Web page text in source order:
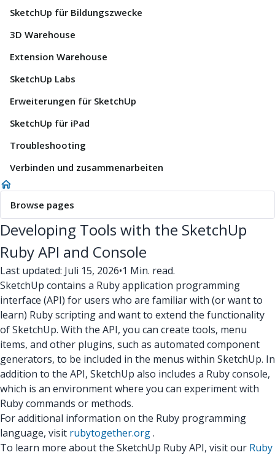
SketchUp für Bildungszwecke
3D Warehouse
Extension Warehouse
SketchUp Labs
Erweiterungen für SketchUp
SketchUp für iPad
Troubleshooting
Verbinden und zusammenarbeiten
Browse pages
Developing Tools with the SketchUp
Ruby API and Console
Last updated: Juli 15, 2026•1 Min. read.
SketchUp contains a Ruby application programming
interface (API) for users who are familiar with (or want to
learn) Ruby scripting and want to extend the functionality
of SketchUp. With the API, you can create tools, menu
items, and other plugins, such as automated component
generators, to be included in the menus within SketchUp. In
addition to the API, SketchUp also includes a Ruby console,
which is an environment where you can experiment with
Ruby commands or methods.
For additional information on the Ruby programming
language, visit rubytogether.org.
To learn more about the SketchUp Ruby API, visit our Ruby